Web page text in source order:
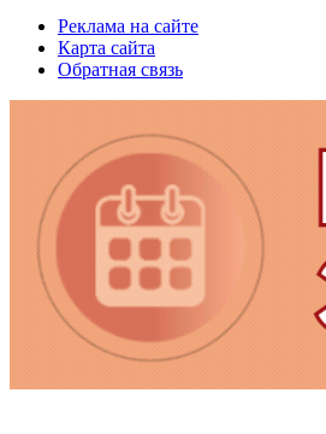
Реклама на сайте
Карта сайта
Обратная связь